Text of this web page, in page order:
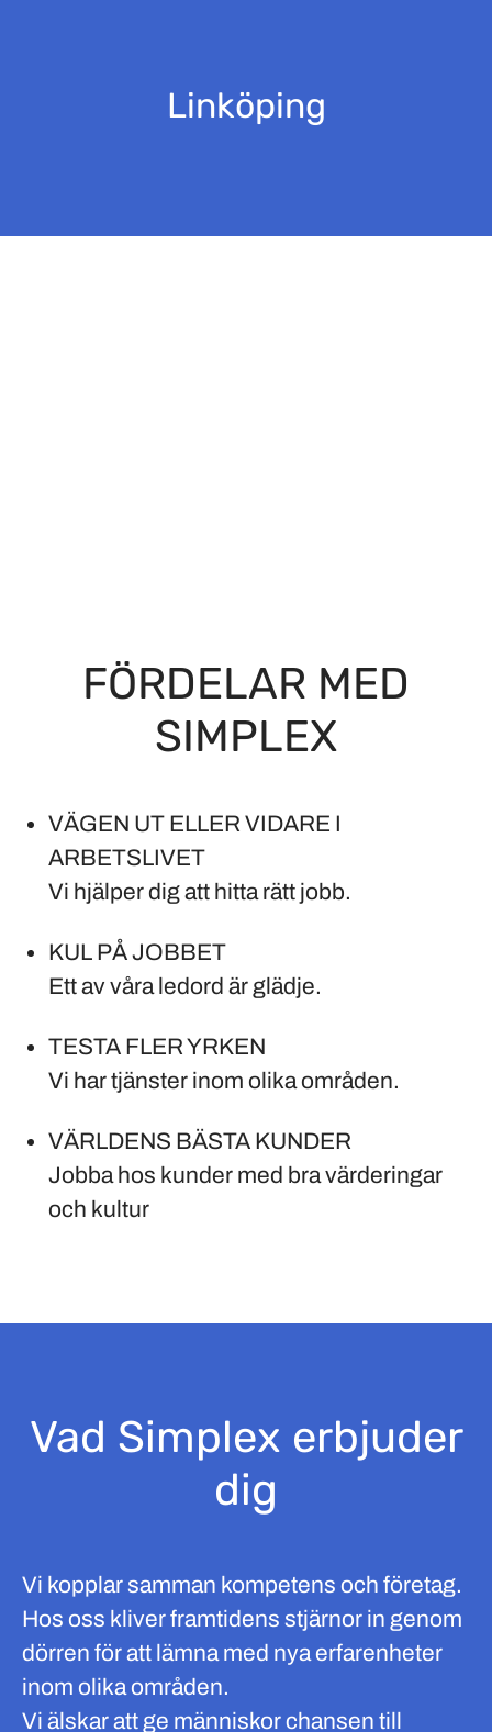
Linköping
FÖRDELAR MED
SIMPLEX
VÄGEN UT ELLER VIDARE I
ARBETSLIVET
Vi hjälper dig att hitta rätt jobb.
KUL PÅ JOBBET
Ett av våra ledord är glädje.
TESTA FLER YRKEN
Vi har tjänster inom olika områden.
VÄRLDENS BÄSTA KUNDER
Jobba hos kunder med bra värderingar
och kultur
Vad Simplex erbjuder
dig
Vi kopplar samman kompetens och företag.
Hos oss kliver framtidens stjärnor in genom
dörren för att lämna med nya erfarenheter
inom olika områden.
Vi älskar att ge människor chansen till